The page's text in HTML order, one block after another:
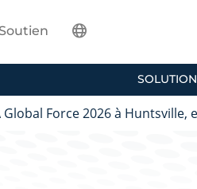
Soutien
Force 2026 à Huntsville,